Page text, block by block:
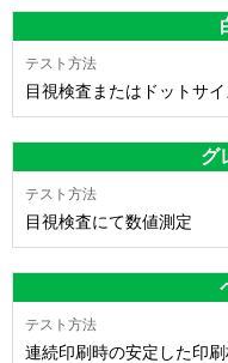
目視検査またはドットサ
グ
目視検査にて数値測定
連続印刷時の安定した印